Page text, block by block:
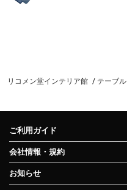
リコメン堂インテリア館 テーブル
ご利用ガイド
会社情報・規約
お知らせ